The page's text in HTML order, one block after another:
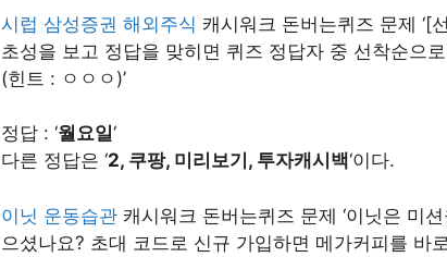
시럽 삼성증권 해외주식 캐시워크 돈버는퀴즈 문제 ‘[
초성을 보고 정답을 맞히면 퀴즈 정답자 중 선착순으
(힌트 : ㅇㅇㅇ)’
정답 : ‘월요일‘
다른 정답은 ‘2, 쿠팡, 미리보기, 투자캐시백‘이다.
이닛 운동습관 캐시워크 돈버는퀴즈 문제 ‘이닛은 미
으셨나요? 초대 코드로 신규 가입하면 메가커피를 바